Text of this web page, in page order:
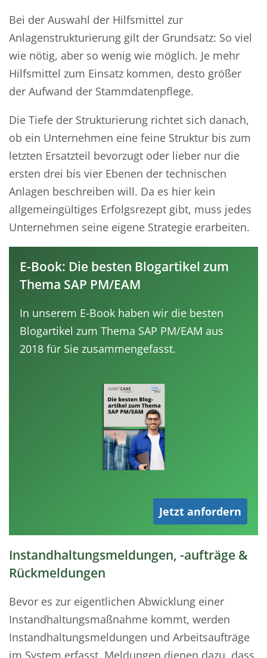
Bei der Auswahl der Hilfsmittel zur
Anlagenstrukturierung gilt der Grundsatz: So viel
wie nötig, aber so wenig wie möglich. Je mehr
Hilfsmittel zum Einsatz kommen, desto größer
der Aufwand der Stammdatenpflege.
Die Tiefe der Strukturierung richtet sich danach,
ob ein Unternehmen eine feine Struktur bis zum
letzten Ersatzteil bevorzugt oder lieber nur die
ersten drei bis vier Ebenen der technischen
Anlagen beschreiben will. Da es hier kein
allgemeingültiges Erfolgsrezept gibt, muss jedes
Unternehmen seine eigene Strategie erarbeiten.
E-Book: Die besten Blogartikel zum
Thema SAP PM/EAM
In unserem E-Book haben wir die besten
Blogartikel zum Thema SAP PM/EAM aus
2018 für Sie zusammengefasst.
Jetzt anfordern
Instandhaltungsmeldungen, -aufträge &
Rückmeldungen
Bevor es zur eigentlichen Abwicklung einer
Instandhaltungsmaßnahme kommt, werden
Instandhaltungsmeldungen und Arbeitsaufträge
im System erfasst. Meldungen dienen dazu, dass